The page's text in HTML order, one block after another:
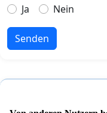
Ja
Nein
Senden